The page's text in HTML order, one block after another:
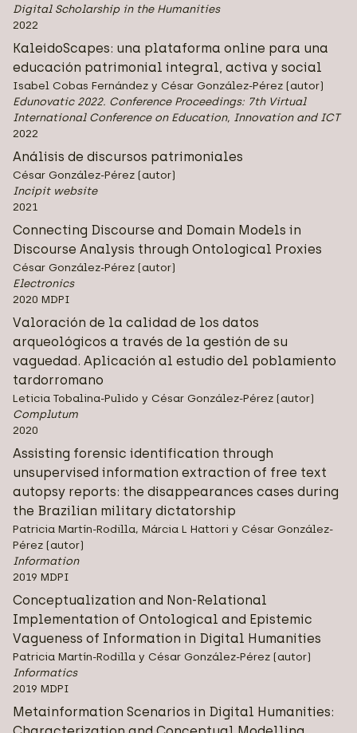
Digital Scholarship in the Humanities
2022
KaleidoScapes: una plataforma online para una
educación patrimonial integral, activa y social
Isabel Cobas Fernández y César González-Pérez (autor)
Edunovatic 2022. Conference Proceedings: 7th Virtual
International Conference on Education, Innovation and ICT
2022
Análisis de discursos patrimoniales
César González-Pérez (autor)
Incipit website
2021
Connecting Discourse and Domain Models in
Discourse Analysis through Ontological Proxies
César González-Pérez (autor)
Electronics
2020 MDPI
Valoración de la calidad de los datos
arqueológicos a través de la gestión de su
vaguedad. Aplicación al estudio del poblamiento
tardorromano
Leticia Tobalina-Pulido y César González-Pérez (autor)
Complutum
2020
Assisting forensic identification through
unsupervised information extraction of free text
autopsy reports: the disappearances cases during
the Brazilian military dictatorship
Patricia Martín-Rodilla, Márcia L Hattori y César González-
Pérez (autor)
Information
2019 MDPI
Conceptualization and Non-Relational
Implementation of Ontological and Epistemic
Vagueness of Information in Digital Humanities
Patricia Martín-Rodilla y César González-Pérez (autor)
Informatics
2019 MDPI
Metainformation Scenarios in Digital Humanities: